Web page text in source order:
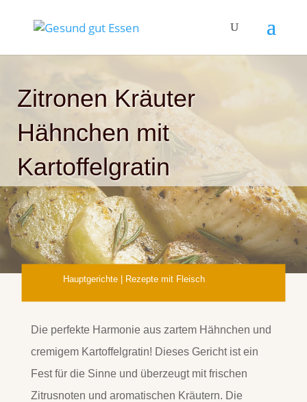
Zitronen Kräuter
Hähnchen mit
Kartoffelgratin
Hauptgerichte| Rezepte mit Fleisch
Die perfekte Harmonie aus zartem Hähnchen und
cremigem Kartoffelgratin! Dieses Gericht ist ein
Fest für die Sinne und überzeugt mit frischen
Zitrusnoten und aromatischen Kräutern. Die